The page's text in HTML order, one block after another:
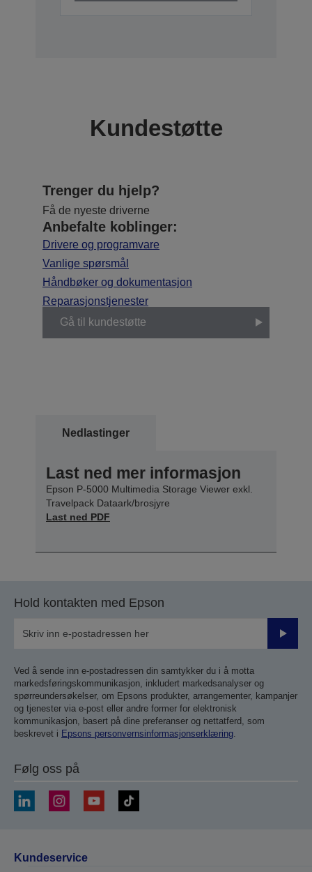
Kundestøtte
Trenger du hjelp?
Få de nyeste driverne
Anbefalte koblinger:
Drivere og programvare
Vanlige spørsmål
Håndbøker og dokumentasjon
Reparasjonstjenester
Gå til kundestøtte
Nedlastinger
Last ned mer informasjon
Epson P-5000 Multimedia Storage Viewer exkl.
Travelpack Dataark/brosjyre
Last ned PDF
Hold kontakten med Epson
Send
Ved å sende inn e-postadressen din samtykker du i å motta
markedsføringskommunikasjon, inkludert markedsanalyser og
spørreundersøkelser, om Epsons produkter, arrangementer, kampanjer
og tjenester via e-post eller andre former for elektronisk
kommunikasjon, basert på dine preferanser og nettatferd, som
beskrevet i Epsons personvernsinformasjonserklæring
Følg oss på
Kundeservice